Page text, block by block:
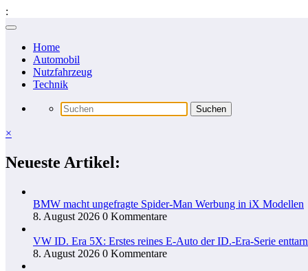
:
Zum
springenHome
Automobil
Nutzfahrzeug
Technik
×
Neueste Artikel:
BMW macht ungefragte Spider-Man Werbung in iX Modellen
8. August 2026 0 Kommentare
VW ID. Era 5X: Erstes reines E-Auto der ID.-Era-Serie
8. August 2026 0 Kommentare